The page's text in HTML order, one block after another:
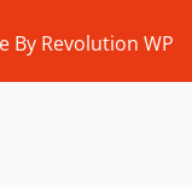
By Revolution WP